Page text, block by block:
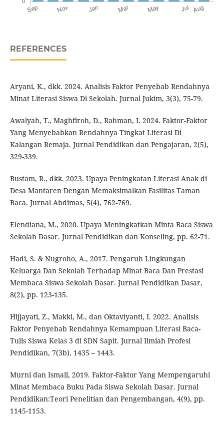
REFERENCES
Aryani, K., dkk. 2024. Analisis Faktor Penyebab Rendahnya
Minat Literasi Siswa Di Sekolah. Jurnal Jukim, 3(3), 75-79.
Awalyah, T., Maghfiroh, D., Rahman, I. 2024. Faktor-Faktor
Yang Menyebabkan Rendahnya Tingkat Literasi Di
Kalangan Remaja. Jurnal Pendidikan dan Pengajaran, 2(5),
329-339.
Bustam, R., dkk. 2023. Upaya Peningkatan Literasi Anak di
Desa Mantaren Dengan Memaksimalkan Fasilitas Taman
Baca. Jurnal Abdimas, 5(4), 762-769.
Elendiana, M., 2020. Upaya Meningkatkan Minta Baca Siswa
Sekolah Dasar. Jurnal Pendidikan dan Konseling, pp. 62-71.
Hadi, S. & Nugroho, A., 2017. Pengaruh Lingkungan
Keluarga Dan Sekolah Terhadap Minat Baca Dan Prestasi
Membaca Siswa Sekolah Dasar. Jurnal Pendidikan Dasar,
8(2), pp. 123-135.
Hijjayati, Z., Makki, M., dan Oktaviyanti, I. 2022. Analisis
Faktor Penyebab Rendahnya Kemampuan Literasi Baca-
Tulis Siswa Kelas 3 di SDN Sapit. Jurnal Ilmiah Profesi
Pendidikan, 7(3b), 1435 – 1443.
Murni dan Ismail, 2019. Faktor-Faktor Yang Mempengaruhi
Minat Membaca Buku Pada Siswa Sekolah Dasar. Jurnal
Pendidikan:Teori Penelitian dan Pengembangan, 4(9), pp.
1145-1153.